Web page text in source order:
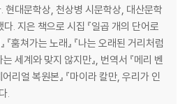
예은에게
것에 대하여
현대문학상, 천상병 시문학상, 대산문학
. 지은 책으로 시집 『일곱 개의 단어로
『훔쳐가는 노래』 『나는 오래된 거리처럼
는 세계와 맞지 않지만』, 번역서 『메리 벤
리얼 복원본』 『마이라 칼만, 우리가 인
.